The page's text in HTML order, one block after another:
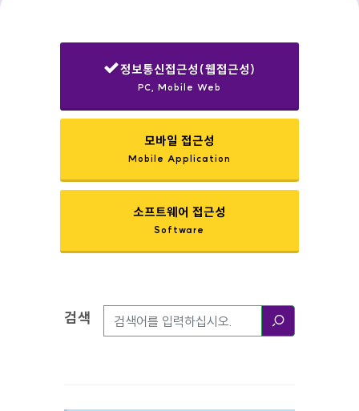
정보통신접근성(웹접근성)
PC, Mobile Web
모바일 접근성
Mobile Application
소프트웨어 접근성
Software
검색옵션
검색